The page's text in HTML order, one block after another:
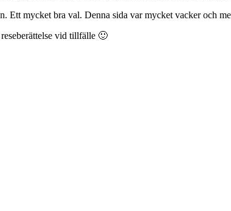
Ett mycket bra val. Denna sida var mycket vacker och
vid tillfälle 🙂